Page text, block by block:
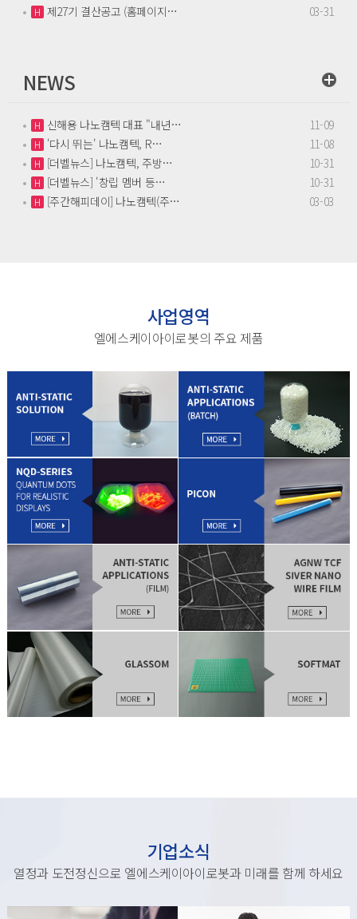
H 제27기 결산공고 (홈페이지… 03-31
NEWS
H 신해용 나노캠텍 대표 "내년… 11-09
H '다시 뛰는' 나노캠텍, R… 11-08
H [더벨뉴스] 나노캠텍, 주방… 10-31
H [더벨뉴스] '창립 멤버 등… 10-31
H [주간해피데이] 나노캠텍(주… 03-03
사업영역
엘에스케이아이로봇의 주요 제품
기업소식
열정과 도전정신으로 엘에스케이아이로봇과 미래를 함께 하세요